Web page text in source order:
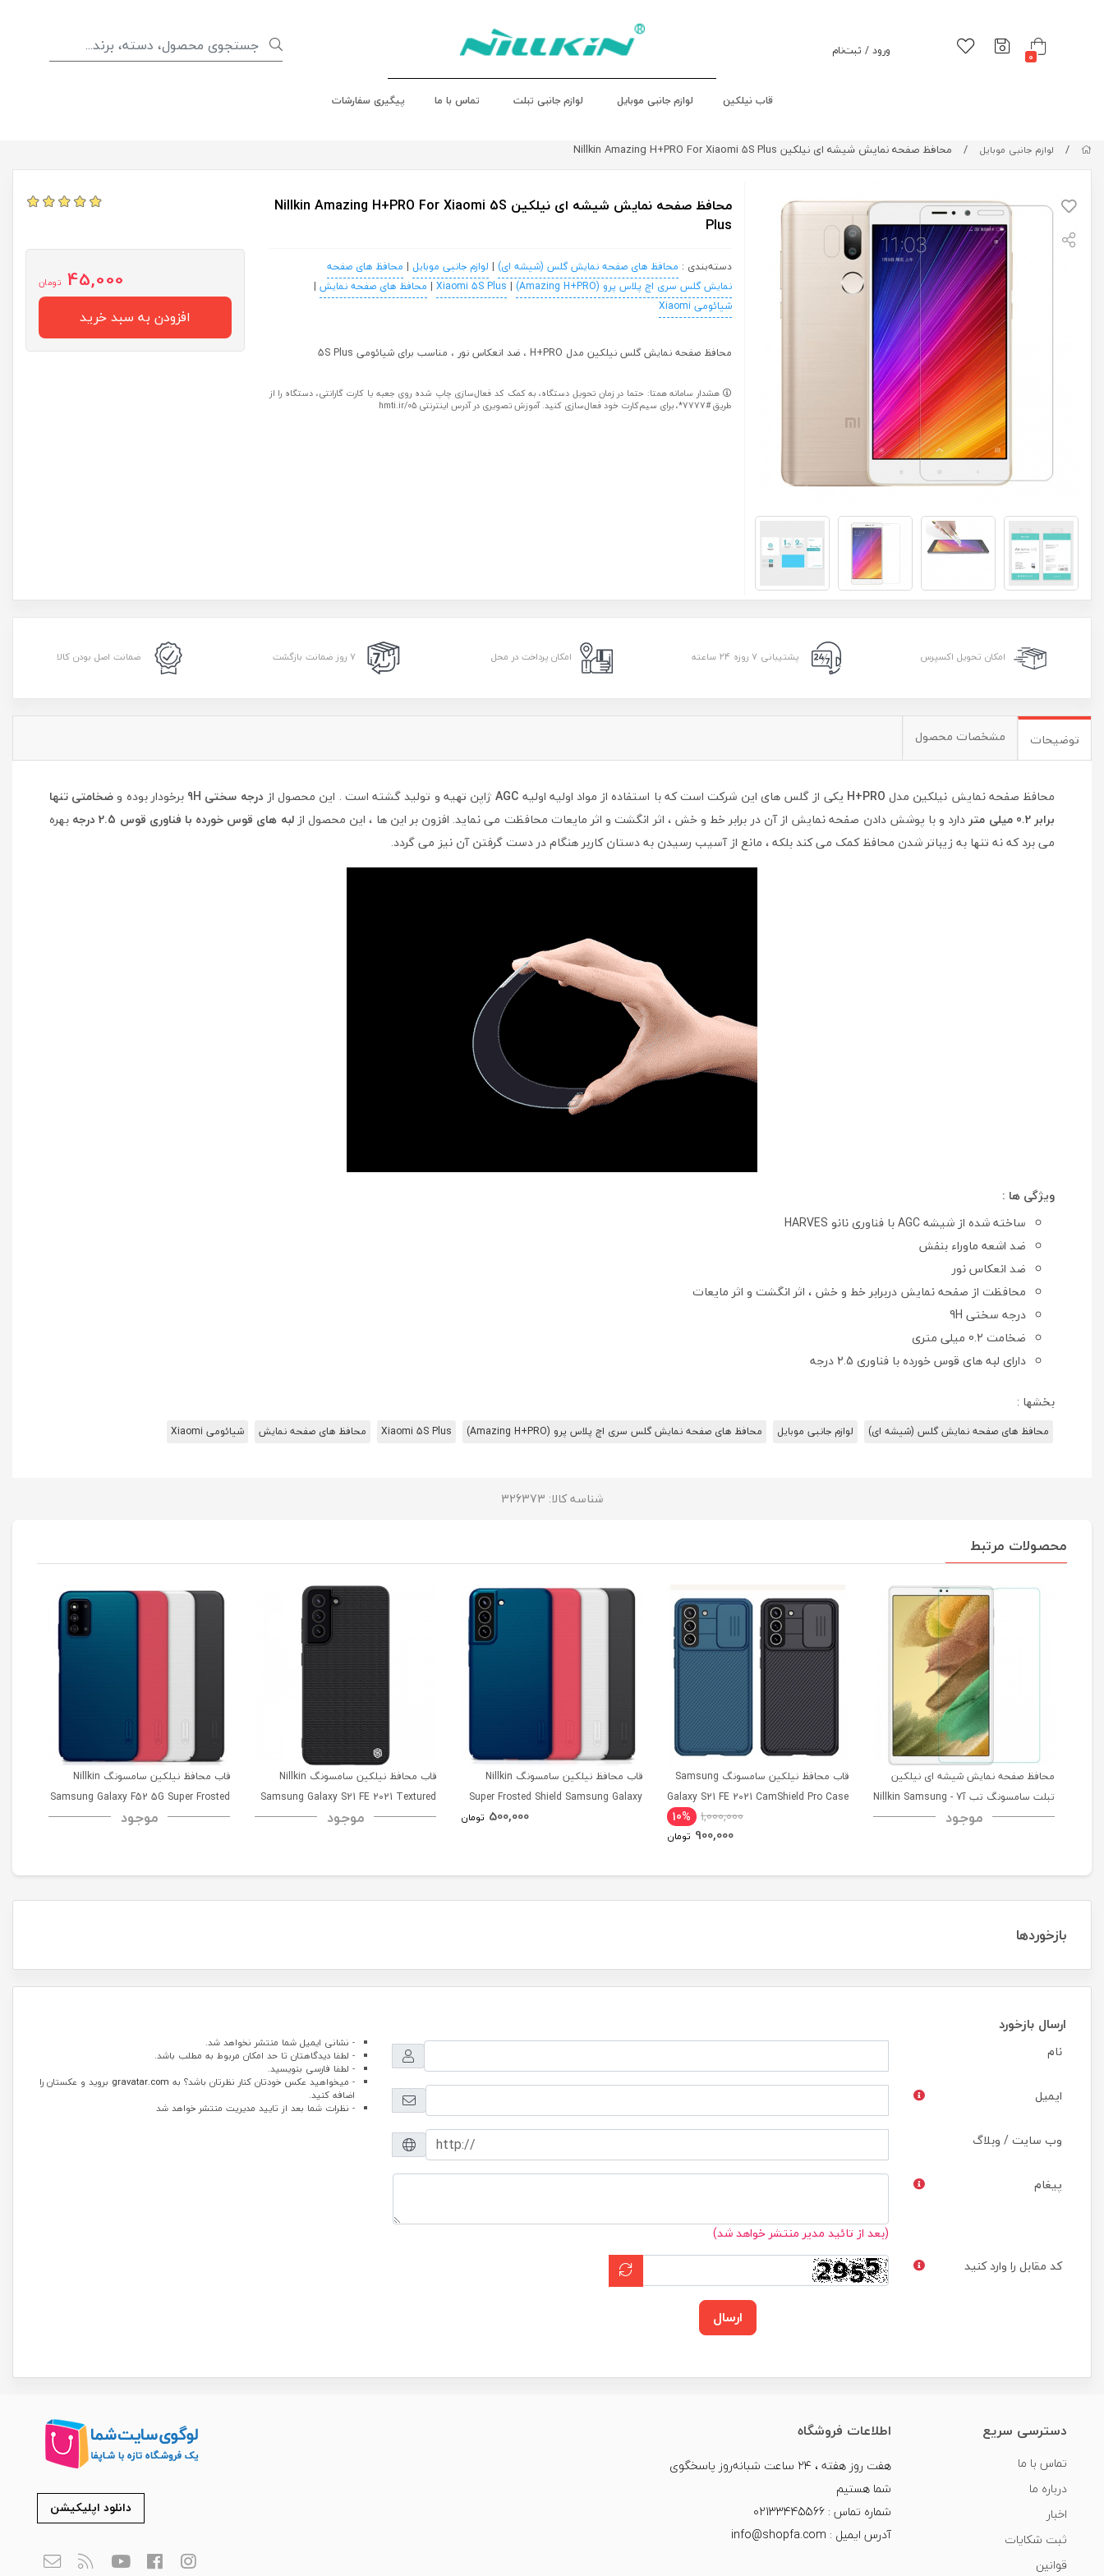
0 ورود / ثبت‌نام
قاب نیلکین لوازم جانبی موبایل لوازم جانبی تبلت تماس با ما پیگیری سفارشات
/ لوازم جانبی موبایل / محافظ صفحه نمایش شیشه ای نیلکین Nillkin Amazing H+PRO For Xiaomi 5S Plus
محافظ صفحه نمایش شیشه ای نیلکین Nillkin Amazing H+PRO For Xiaomi 5S
Plus
دسته‌بندی : محافظ های صفحه نمایش گلس (شیشه ای) | لوازم جانبی موبایل | محافظ های صفحه
نمایش گلس سری اچ پلاس پرو (Amazing H+PRO)
|
Xiaomi 5S Plus
| محافظ های صفحه نمایش |
شیائومی Xiaomi
محافظ صفحه نمایش گلس نیلکین مدل H+PRO ، ضد انعکاس نور ، مناسب برای شیائومی 5S Plus
هشدار سامانه همتا: حتما در زمان تحویل دستگاه، به کمک کد فعال‌سازی چاپ شده روی جعبه یا کارت گارانتی، دستگاه را از
طریق #7777*، برای سیم‌کارت خود فعال‌سازی کنید. آموزش تصویری در آدرس اینترنتی hmti.ir/05
45,000 تومان
افزودن به سبد خرید
امکان تحویل اکسپرس پشتیبانی ۷ روزه ۲۴ ساعته امکان پرداخت در محل ۷ روز ضمانت بازگشت ضمانت اصل بودن کالا
توضیحات مشخصات محصول
محافظ صفحه نمایش نیلکین مدل H+PRO یکی از گلس های این شرکت است که با استفاده از مواد اولیه اولیه AGCژاپن تهیه و تولید گشته است . این محصول از درجه سختی 9H برخودار بوده وضخامتی تنها
برابر 0.2 میلی متر
دارد و با پوشش دادن صفحه نمایش از آن در برابر خط و خش ، اثر انگشت و اثر مایعات محافظت می نماید. افزون بر این ها ، این محصول ازلبه های قوس خورده با فناوری قوس 2.5 درجه
بهره
می برد که نه تنها به زیباتر شدن محافظ کمک می کند بلکه ، مانع از آسیب رسیدن به دستان کاربر هنگام در دست گرفتن آن نیز می گردد.
ویژگی ها :
ساخته شده از شیشه AGC با فناوری نانو HARVES
ضد اشعه ماوراء بنفش
ضد انعکاس نور
محافظت از صفحه نمایش دربرابر خط و خش ، اثر انگشت و اثر مایعات
درجه سختی 9H
ضخامت 0.2 میلی متری
دارای لبه های قوس خورده با فناوری 2.5 درجه
بخشها :
محافظ های صفحه نمایش گلس (شیشه ای) لوازم جانبی موبایل محافظ های صفحه نمایش گلس سری اچ پلاس پرو (Amazing H+PRO) Xiaomi 5S Plus محافظ های صفحه نمایش شیائومی Xiaomi
شناسه کالا: 326373
محصولات مرتبط
محافظ صفحه نمایش شیشه ای نیلکین
تبلت سامسونگ تب آ7 - Nillkin Samsung
Galaxy Tab A7 H+ Anti-explosion
موجود
قاب محافظ نیلکین سامسونگ Samsung
Galaxy S21 FE 2021 CamShield Pro Case
10% 1,000,000
900,000 تومان
قاب محافظ نیلکین سامسونگ Nillkin
Super Frosted Shield Samsung Galaxy
500,000 تومان
قاب محافظ نیلکین سامسونگ Nillkin
Samsung Galaxy S21 FE 2021 Textured
Case
موجود
قاب محافظ نیلکین سامسونگ Nillkin
Samsung Galaxy F52 5G Super Frosted
Shield
موجود
بازخوردها
ارسال بازخورد
نام
ایمیل
وب سایت / وبلاگ
پیغام
(بعد از تائید مدیر منتشر خواهد شد)
کد مقابل را وارد کنید
ارسال
- نشانی ایمیل شما منتشر نخواهد شد.
- لطفا دیدگاهتان تا حد امکان مربوط به مطلب باشد.
- لطفا فارسی بنویسید.
- میخواهید عکس خودتان کنار نظرتان باشد؟ به gravatar.com بروید و عکستان را
اضافه کنید.
- نظرات شما بعد از تایید مدیریت منتشر خواهد شد
دسترسی سریع
تماس با ما
درباره ما
اخبار
ثبت شکایات
قوانین
اطلاعات فروشگاه
هفت روز هفته ، ۲۴ ساعت شبانه‌روز پاسخگوی
شما هستیم
شماره تماس : 02133445566
آدرس ایمیل : info@shopfa.com
دانلود اپلیکیشن